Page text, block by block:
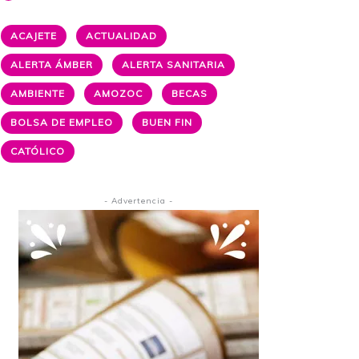
ACAJETE ACTUALIDAD
ALERTA ÁMBER ALERTA SANITARIA
AMBIENTE AMOZOC BECAS
BOLSA DE EMPLEO BUEN FIN
CATÓLICO
- Advertencia -